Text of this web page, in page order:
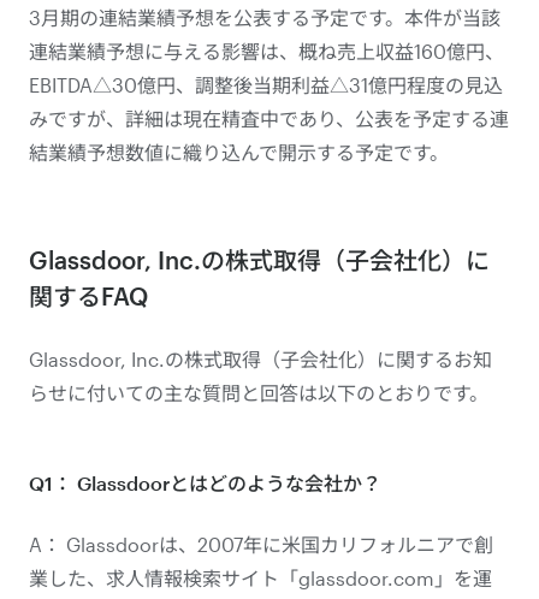
3月期の連結業績予想を公表する予定です。本件が当該
連結業績予想に与える影響は、概ね売上収益160億円、
EBITDA△30億円、調整後当期利益△31億円程度の見込
みですが、詳細は現在精査中であり、公表を予定する連
結業績予想数値に織り込んで開示する予定です。
Glassdoor, Inc.の株式取得（子会社化）に
関するFAQ
Glassdoor, Inc.の株式取得（子会社化）に関するお知
らせに付いての主な質問と回答は以下のとおりです。
Q1： Glassdoorとはどのような会社か？
A： Glassdoorは、2007年に米国カリフォルニアで創
業した、求人情報検索サイト「glassdoor.com」を運